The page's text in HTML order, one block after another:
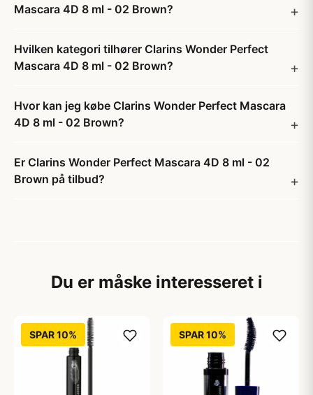
Mascara 4D 8 ml - 02 Brown?
Hvilken kategori tilhører Clarins Wonder Perfect
Mascara 4D 8 ml - 02 Brown?
Hvor kan jeg købe Clarins Wonder Perfect Mascara
4D 8 ml - 02 Brown?
Er Clarins Wonder Perfect Mascara 4D 8 ml - 02
Brown på tilbud?
Du er måske interesseret i
SPAR 10% SPAR 10%